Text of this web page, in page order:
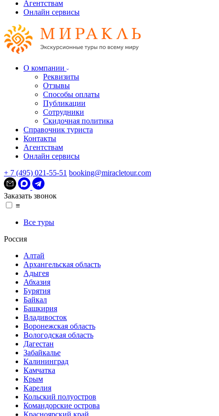
Агентствам
Онлайн сервисы
О компании
Реквизиты
Отзывы
Способы оплаты
Публикации
Сотрудники
Скидочная политика
Справочник туриста
Контакты
Агентствам
Онлайн сервисы
+ 7 (495) 021-55-51 booking@miracletour.com
Заказать звонок
≡
Все туры
Россия
Алтай
Архангельская область
Адыгея
Абхазия
Бурятия
Байкал
Башкирия
Владивосток
Воронежская область
Вологодская область
Дагестан
Забайкалье
Калининград
Камчатка
Крым
Карелия
Кольский полуостров
Командорские острова
Красноярский край